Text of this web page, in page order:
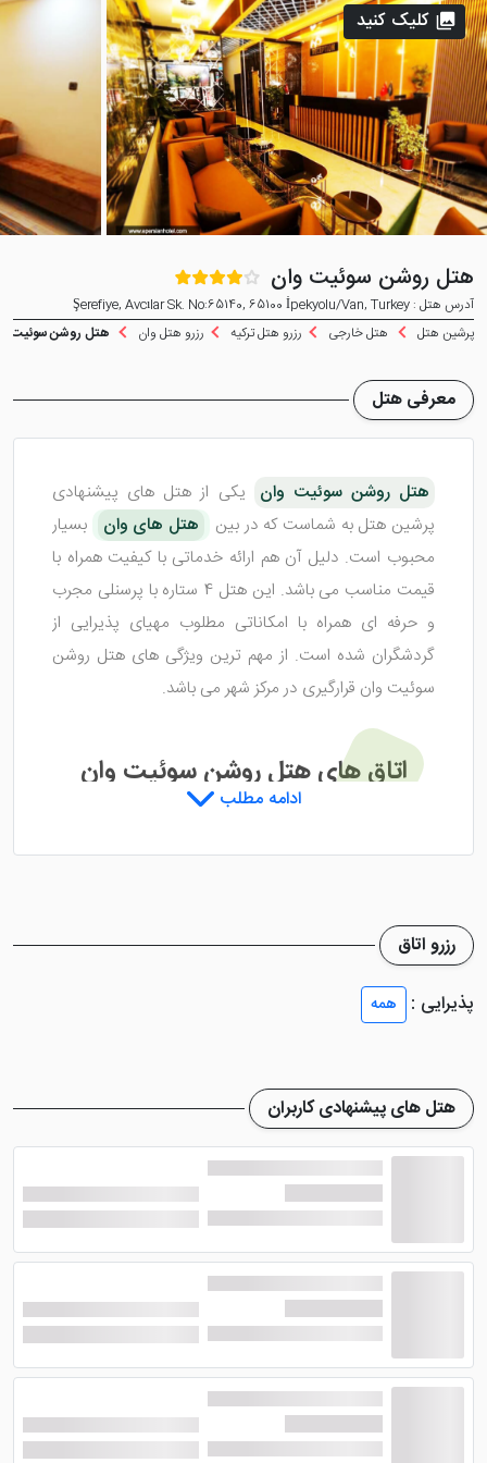
هتل روشن سوئیت وان
آدرس هتل : Şerefiye, Avcılar Sk. No:65140, 65100 İpekyolu/Van, Turkey
پرشین هتل
هتل خارجی رزرو هتل ترکیه رزرو هتل وان هتل روشن سوئیت
کلیک کنید
معرفی هتل
هتل روشن سوئیت وان یکی از هتل های پیشنهادی
پرشین هتل به شماست که در بین
هتل های وان
بسیار
محبوب است. دلیل آن هم ارائه خدماتی با کیفیت همراه با
قیمت مناسب می باشد. این هتل 4 ستاره با پرسنلی مجرب
و حرفه ای همراه با امکاناتی مطلوب مهیای پذیرایی از
گردشگران شده است. از مهم ترین ویژگی های هتل روشن
سوئیت وان قرارگیری در مرکز شهر می باشد.
اتاق های هتل روشن سوئیت وان
وجود دارد که شامل اتاق های سینگل، دبل و تریپل می
اختصاصی اتاق ها است که از سرویس بهداشتی جدا می
از امکانات دیگر در داخل اتاق های
وان می توان به خدمات روم سرویس، دستگاه چای ساز و
قهوه ساز، یخچال و مینی بار اشاره کرد. در هر یک از اتاق ها
فضایی نشیمن تعبیه شده تا میهمانان به راحتی استراحت
کنند. خدمات روم سرویس در اتاق ها وجود دارد، اما نمی
توان سیگار کشید.
امکانات هتل روشن سوئیت وان
در هتل روشن سوئیت وان امکانات رفاهی بسیار خوبی
ادامه مطلب
رزرو اتاق
پذیرایی :
همه
هتل های پیشنهادی کاربران